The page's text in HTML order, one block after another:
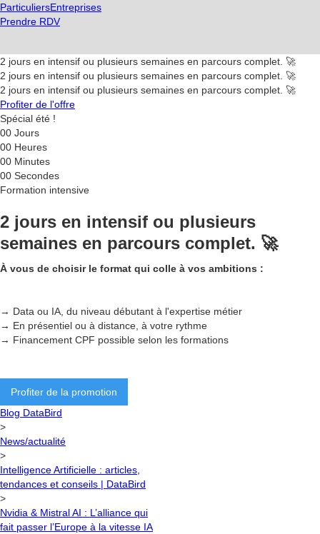
ParticuliersEntreprises
Prendre RDV
2 jours en intensif ou plusieurs semaines en parcours complet. 🚀
2 jours en intensif ou plusieurs semaines en parcours complet. 🚀
2 jours en intensif ou plusieurs semaines en parcours complet. 🚀
Profiter de l'offre
Spécial été !
00 Jours
00 Heures
00 Minutes
00 Secondes
Formation intensive
2 jours en intensif ou plusieurs
semaines en parcours complet. 🚀
À vous de choisir le format qui colle à vos ambitions :
→ Data ou IA, du niveau débutant à l'expertise métier
→ En présentiel ou à distance, à votre rythme
→ Financement CPF possible selon les formations
Profiter de la promotion
Blog DataBird
>
News/actualité
>
Intelligence Artificielle : articles,
tendances et conseils | DataBird
>
Nvidia & Mistral AI : L’alliance qui
fait passer l’Europe à la vitesse IA